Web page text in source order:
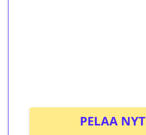
PELAA NYT